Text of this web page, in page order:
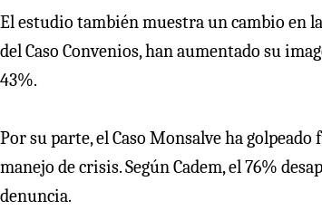
El estudio también muestra un cambio en
del Caso Convenios, han aumentado su
43%.
Por su parte, el Caso Monsalve ha
manejo de crisis. Según Cadem, el 76%
denuncia.